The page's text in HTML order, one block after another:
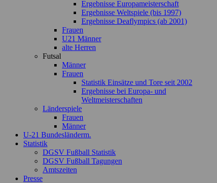
Ergebnisse Europameisterschaft
Ergebnisse Weltspiele (bis 1997)
Ergebnisse Deaflympics (ab 2001)
Frauen
U21 Männer
alte Herren
Futsal
Männer
Frauen
Statistik Einsätze und Tore seit 2002
Ergebnisse bei Europa- und
Weltmeisterschaften
Länderspiele
Frauen
Männer
U-21 Bundesländerm.
Statistik
DGSV Fußball Statistik
DGSV Fußball Tagungen
Amtszeiten
Presse